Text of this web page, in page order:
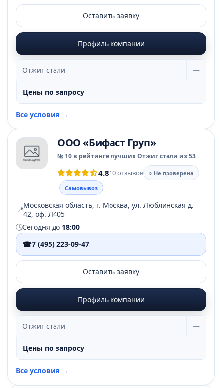
Оставить заявку
Профиль компании
Отжиг стали —
Цены по запросу
Все условия →
ООО «Бифаст Груп»
№ 10 в рейтинге лучших Отжиг стали из 53
4.810 отзывов
○ Не проверена
Самовывоз
📍Московская область, г. Москва, ул. Люблинская д.
42, оф. Л405
🕒Сегодня до 18:00
☎7 (495) 223-09-47
Оставить заявку
Профиль компании
Отжиг стали —
Цены по запросу
Все условия →